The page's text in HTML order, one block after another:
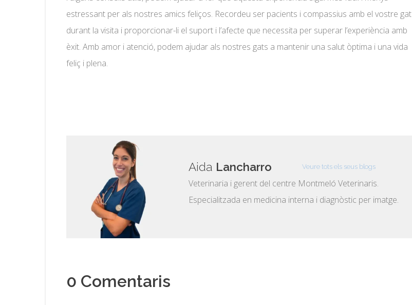
estressant per als nostres amics feliços. Recordeu ser pacients i compassius amb el vostre gat
durant la visita i proporcionar-li el suport i l’afecte que necessita per superar l’experiència amb
èxit. Amb amor i atenció, podem ajudar als nostres gats a mantenir una salut òptima i una vida
feliç i plena.
Aida Lancharro Veure tots els seus blogs
Veterinaria i gerent del centre Montmeló Veterinaris.
Especialitzada en medicina interna i diagnòstic per imatge.
0 Comentaris